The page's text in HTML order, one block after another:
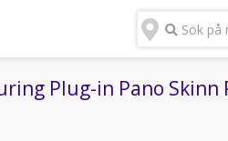
Sök på
Plug-in Pano